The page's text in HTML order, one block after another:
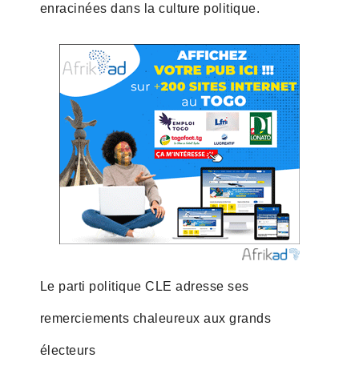
enracinées dans la culture politique.
Le parti politique CLE adresse ses
remerciements chaleureux aux grands
électeurs